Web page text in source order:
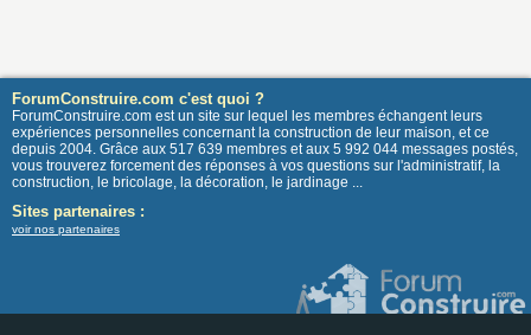
ForumConstruire.com c'est quoi ?
ForumConstruire.com est un site sur lequel les membres échangent leurs
expériences personnelles concernant la construction de leur maison, et ce
depuis 2004. Grâce aux 517 639 membres et aux 5 992 044 messages postés,
vous trouverez forcement des réponses à vos questions sur l'administratif, la
construction, le bricolage, la décoration, le jardinage ...
Sites partenaires :
voir nos partenaires